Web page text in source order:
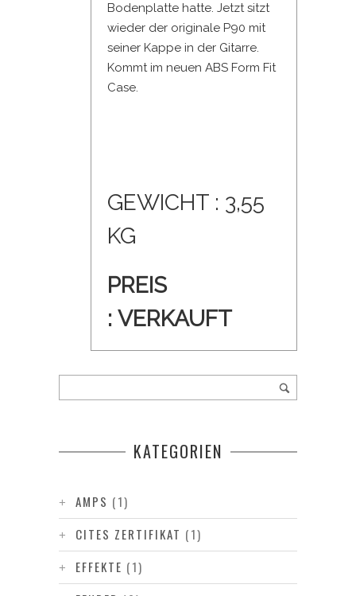
Bodenplatte hatte. Jetzt sitzt
wieder der originale P90 mit
seiner Kappe in der Gitarre.
Kommt im neuen ABS Form Fit
Case.
GEWICHT : 3,55
KG
PREIS
: VERKAUFT
KATEGORIEN
AMPS (1)
CITES ZERTIFIKAT (1)
EFFEKTE (1)